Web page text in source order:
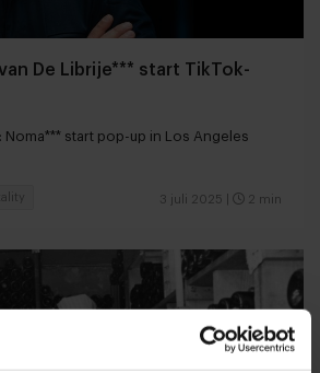
De Librije*** start TikTok-
Noma*** start pop-up in Los Angeles
3 juli 2025 2 min